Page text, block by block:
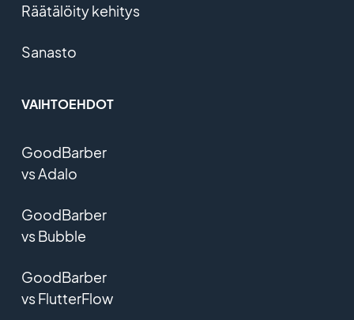
Räätälöity kehitys
Sanasto
VAIHTOEHDOT
GoodBarber
vs Adalo
GoodBarber
vs Bubble
GoodBarber
vs FlutterFlow